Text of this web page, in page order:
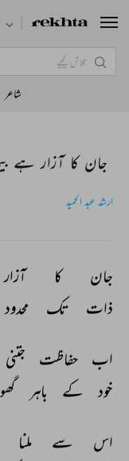
جان کا آزار ہے
ارشد عبد الحمید
جان کا آزار
ذات
تک محدود
اب حفاظت جتنی
خود
کے باہر
اس سے ملنا
شاعر